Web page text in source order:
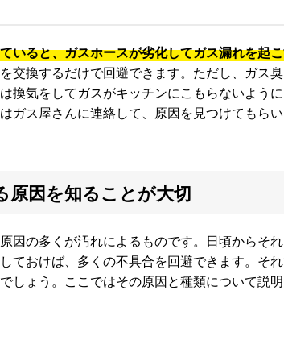
いると、ガスホースが劣化してガス漏れを起
交換するだけで回避できます。ただし、ガス
換気をしてガスがキッチンにこもらないように
ガス屋さんに連絡して、原因を見つけてもらい
原因を知ることが大切
因の多くが汚れによるものです。日頃からそ
ておけば、多くの不具合を回避できます。そ
しょう。ここではその原因と種類について説明